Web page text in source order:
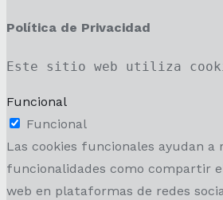
Política de Privacidad
Este sitio web utiliza
Funcional
Funcional
Las cookies funcionales ayudan a
funcionalidades como compartir
web en plataformas de redes